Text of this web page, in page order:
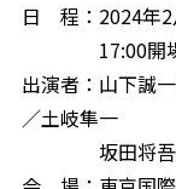
日 程：2024年2
17:00開場
出演者：山下誠
／土岐隼一
坂田将吾／